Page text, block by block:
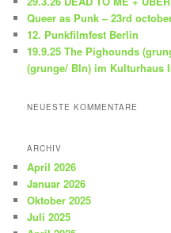
Queer as Punk – 23rd
12. Punkfilmfest Berlin
19.9.25 The Pighounds
(grunge/ Bln) im Kulturhaus
NEUESTE KOMMENTARE
ARCHIV
April 2026
Januar 2026
Oktober 2025
Juli 2025